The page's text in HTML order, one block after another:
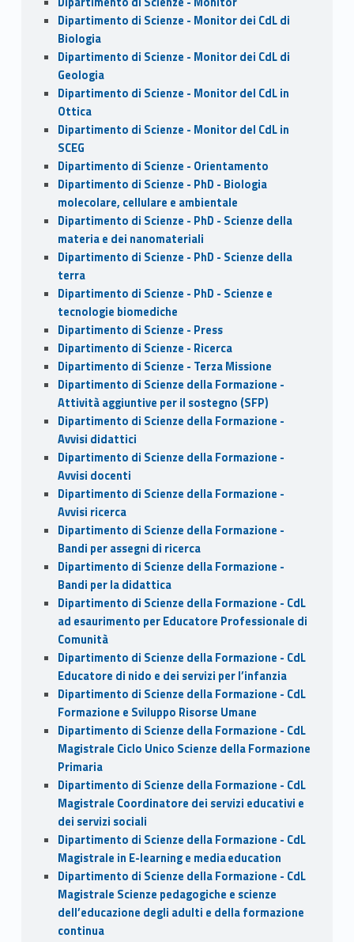
Dipartimento di Scienze - Monitor dei CdL di
Biologia
Dipartimento di Scienze - Monitor dei CdL di
Geologia
Dipartimento di Scienze - Monitor del CdL in
Ottica
Dipartimento di Scienze - Monitor del CdL in
SCEG
Dipartimento di Scienze - Orientamento
Dipartimento di Scienze - PhD - Biologia
molecolare, cellulare e ambientale
Dipartimento di Scienze - PhD - Scienze della
materia e dei nanomateriali
Dipartimento di Scienze - PhD - Scienze della
terra
Dipartimento di Scienze - PhD - Scienze e
tecnologie biomediche
Dipartimento di Scienze - Press
Dipartimento di Scienze - Ricerca
Dipartimento di Scienze - Terza Missione
Dipartimento di Scienze della Formazione -
Attività aggiuntive per il sostegno (SFP)
Dipartimento di Scienze della Formazione -
Avvisi didattici
Dipartimento di Scienze della Formazione -
Avvisi docenti
Dipartimento di Scienze della Formazione -
Avvisi ricerca
Dipartimento di Scienze della Formazione -
Bandi per assegni di ricerca
Dipartimento di Scienze della Formazione -
Bandi per la didattica
Dipartimento di Scienze della Formazione - CdL
ad esaurimento per Educatore Professionale di
Comunità
Dipartimento di Scienze della Formazione - CdL
Educatore di nido e dei servizi per l’infanzia
Dipartimento di Scienze della Formazione - CdL
Formazione e Sviluppo Risorse Umane
Dipartimento di Scienze della Formazione - CdL
Magistrale Ciclo Unico Scienze della Formazione
Primaria
Dipartimento di Scienze della Formazione - CdL
Magistrale Coordinatore dei servizi educativi e
dei servizi sociali
Dipartimento di Scienze della Formazione - CdL
Magistrale in E-learning e media education
Dipartimento di Scienze della Formazione - CdL
Magistrale Scienze pedagogiche e scienze
dell’educazione degli adulti e della formazione
continua